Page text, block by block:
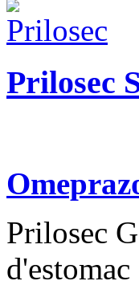
Prilosec
Prilosec